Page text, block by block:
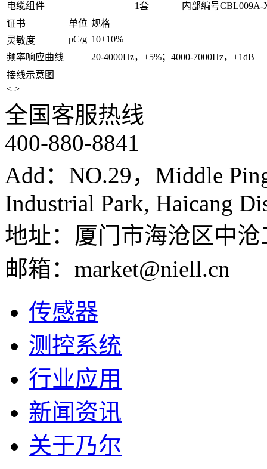
电缆组件
1套
内部编号
证书
单位 规格
灵敏度
pC/g 10±10%
频率响应曲线
20-4000Hz，±5%；4000-7000Hz，±1dB
接线示意图
< >
全国客服热线
400-880-8841
Add：NO.29，Middle
Industrial Park, Haicang
地址：厦门市海沧区中
邮箱：market@niell.cn
传感器
测控系统
行业应用
新闻资讯
关于乃尔